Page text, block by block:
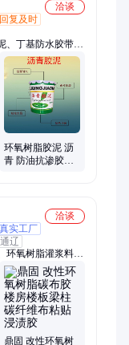
洽谈
回复及时
、丁基防水胶带、
板、三元乙丙橡胶
棉管、硅酸铝管、
发泡、玻璃棉板、
管壳、聚氨酯板、
环氧树脂胶泥 沥
青 防油抗渗胶泥
洽谈
真实工厂
辽
氧树脂灌浆料、
防腐砂浆、聚丙烯
水涂料、混凝土防
氧树脂植筋胶、环
胶、J302环氧界
剂、108浓缩建筑
纤维布
鼎固 改性环氧树